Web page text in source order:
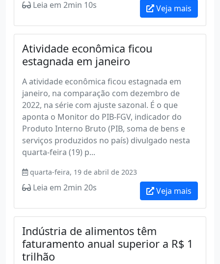
Leia em 2min 10s Veja mais
Atividade econômica ficou
estagnada em janeiro
A atividade econômica ficou estagnada em
janeiro, na comparação com dezembro de
2022, na série com ajuste sazonal. É o que
aponta o Monitor do PIB-FGV, indicador do
Produto Interno Bruto (PIB, soma de bens e
serviços produzidos no país) divulgado nesta
quarta-feira (19) p...
quarta-feira, 19 de abril de 2023
Leia em 2min 20s Veja mais
Indústria de alimentos têm
faturamento anual superior a R$ 1
trilhão